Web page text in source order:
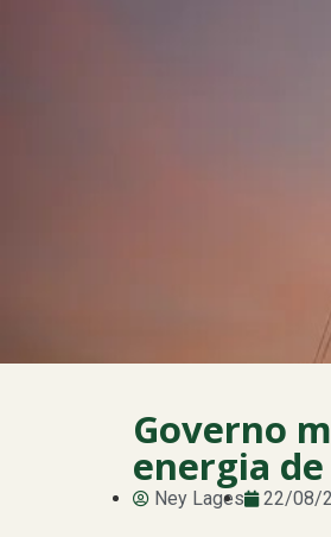
Governo
energia
Ney Lages 22/08/